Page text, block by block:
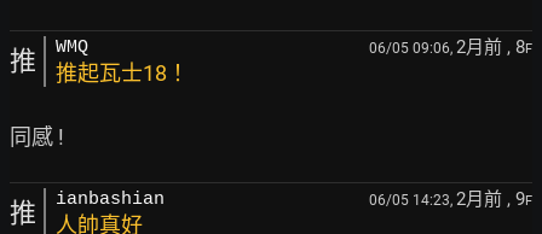
推 WMQ 06/05 09:06, 2月前 , 8F
推起瓦士18！
推 ianbashian 06/05 14:23, 2月前 , 9F
人帥真好